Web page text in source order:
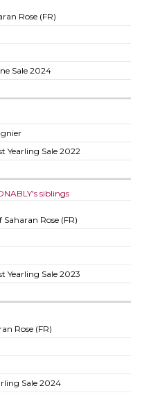
Rose (FR)
Sale 2024
Yearling Sale 2022
siblings
Rose (FR)
Yearling Sale 2023
Rose (FR)
Sale 2024